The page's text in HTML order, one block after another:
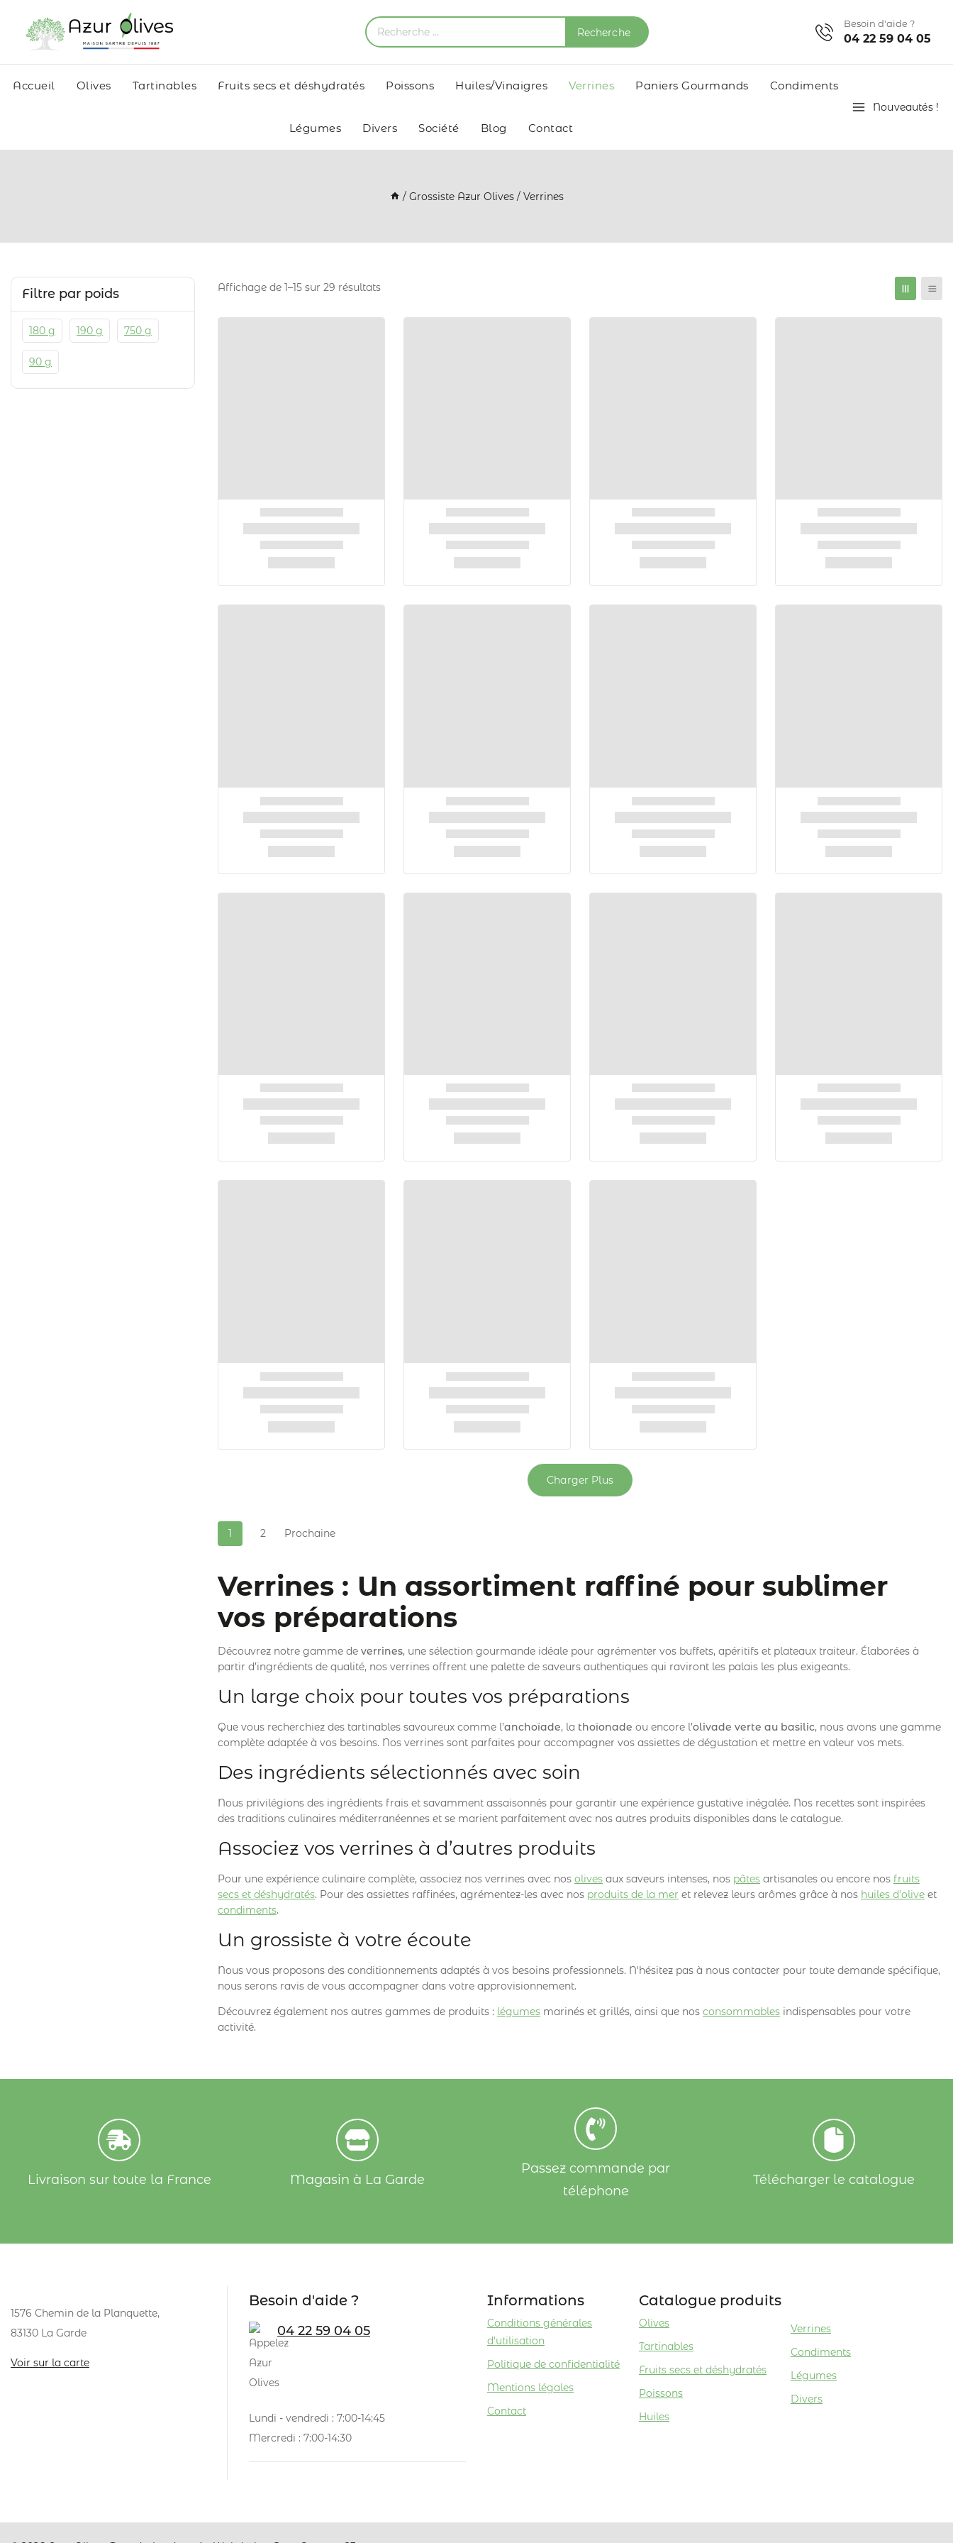
Recherche
Besoin d'aide ?
04 22 59 04 05
Accueil Olives Tartinables Fruits secs et déshydratés Poissons Huiles/Vinaigres Verrines Paniers Gourmands Condiments
Légumes Divers Société Blog Contact
Nouveautés !
/ Grossiste Azur Olives / Verrines
Affichage de 1–15 sur 29 résultats
Charger Plus
1 2 Prochaine
Verrines : Un assortiment raffiné pour sublimer
vos préparations
Découvrez notre gamme de verrines, une sélection gourmande idéale pour agrémenter vos buffets, apéritifs et plateaux traiteur. Élaborées à
partir d’ingrédients de qualité, nos verrines offrent une palette de saveurs authentiques qui raviront les palais les plus exigeants.
Un large choix pour toutes vos préparations
Que vous recherchiez des tartinables savoureux comme l’anchoïade, la thoïonade ou encore l’olivade verte au basilic, nous avons une gamme
complète adaptée à vos besoins. Nos verrines sont parfaites pour accompagner vos assiettes de dégustation et mettre en valeur vos mets.
Des ingrédients sélectionnés avec soin
Nous privilégions des ingrédients frais et savamment assaisonnés pour garantir une expérience gustative inégalée. Nos recettes sont inspirées
des traditions culinaires méditerranéennes et se marient parfaitement avec nos autres produits disponibles dans le catalogue.
Associez vos verrines à d’autres produits
Pour une expérience culinaire complète, associez nos verrines avec nos olives aux saveurs intenses, nos pâtes artisanales ou encore nos fruits
secs et déshydratés. Pour des assiettes raffinées, agrémentez-les avec nos produits de la mer et relevez leurs arômes grâce à nos huiles d'olive et
condiments.
Un grossiste à votre écoute
Nous vous proposons des conditionnements adaptés à vos besoins professionnels. N'hésitez pas à nous contacter pour toute demande spécifique,
nous serons ravis de vous accompagner dans votre approvisionnement.
Découvrez également nos autres gammes de produits : légumes marinés et grillés, ainsi que nos consommables indispensables pour votre
activité.
Filtre par poids
180 g 190 g 750 g
90 g
Livraison sur toute la France Magasin à La Garde
Passez commande par
téléphone
Télécharger le catalogue
1576 Chemin de la Planquette,
83130 La Garde
Voir sur la carte
Besoin d'aide ?
04 22 59 04 05
Lundi - vendredi : 7:00-14:45
Mercredi : 7:00-14:30
Informations
Conditions générales
d'utilisation
Politique de confidentialité
Mentions légales
Contact
Catalogue produits
Olives
Tartinables
Fruits secs et déshydratés
Poissons
Huiles
Verrines
Condiments
Légumes
Divers